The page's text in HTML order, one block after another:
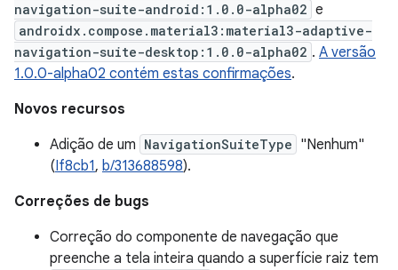
navigation-suite-android:1.0.0-alpha02 e
androidx.compose.material3:material3-adaptive-
navigation-suite-desktop:1.0.0-alpha02 . A versão
1.0.0-alpha02 contém estas confirmações.
Novos recursos
Adição de um NavigationSuiteType "Nenhum"
(If8cb1, b/313688598).
Correções de bugs
Correção do componente de navegação que
preenche a tela inteira quando a superfície raiz tem